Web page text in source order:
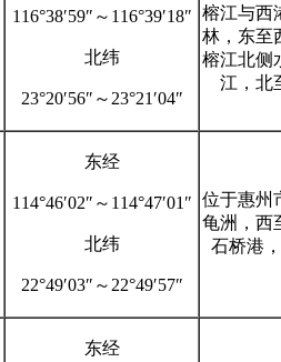
116°38′59″～116°39′18″
北纬
23°20′56″～23°21′04″
榕江与西
林，东至
榕江北侧
江，北
东经
114°46′02″～114°47′01″
北纬
22°49′03″～22°49′57″
位于惠州
龟洲，西
石桥港
东经